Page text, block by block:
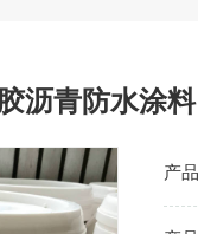
沥青防水涂料
产